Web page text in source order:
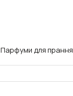
Парфуми для прання